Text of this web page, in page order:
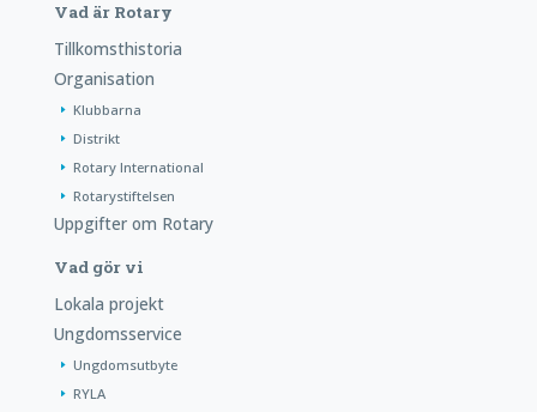
Vad är Rotary
Tillkomsthistoria
Organisation
Klubbarna
Distrikt
Rotary International
Rotarystiftelsen
Uppgifter om Rotary
Vad gör vi
Lokala projekt
Ungdomsservice
Ungdomsutbyte
RYLA